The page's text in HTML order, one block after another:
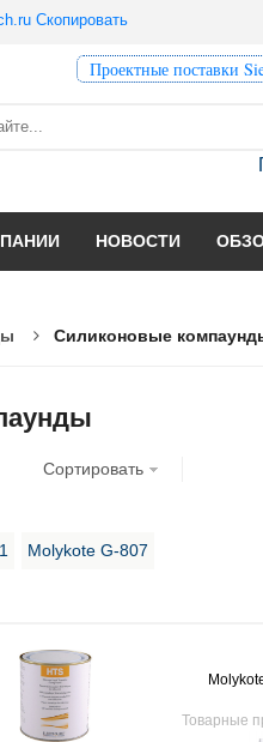
Скопировать
Проектные поставки
НОВОСТИ
Силиконовые
Сортировать
Molykote G-807
Товарные